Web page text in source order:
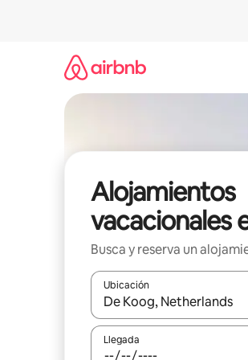
Alojamientos
vacacionales
Busca y reserva un
Ubicación
Cuando los resultados
Llegada